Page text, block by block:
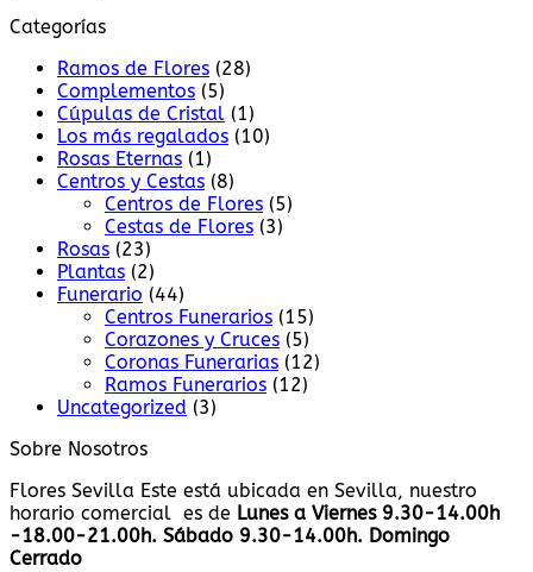
Categorías
Ramos de Flores (28)
Complementos (5)
Cúpulas de Cristal (1)
Los más regalados (10)
Rosas Eternas (1)
Centros y Cestas (8)
Centros de Flores (5)
Cestas de Flores (3)
Rosas (23)
Plantas (2)
Funerario (44)
Centros Funerarios (15)
Corazones y Cruces (5)
Coronas Funerarias (12)
Ramos Funerarios (12)
Uncategorized (3)
Sobre Nosotros
Flores Sevilla Este está ubicada en Sevilla, nuestro
horario comercial es de Lunes a Viernes 9.30-14.00h
-18.00-21.00h. Sábado 9.30-14.00h. Domingo
Cerrado